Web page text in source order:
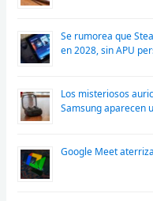
Se rumorea que
en 2028, sin APU
Los misteriosos
Samsung aparecen
Google Meet